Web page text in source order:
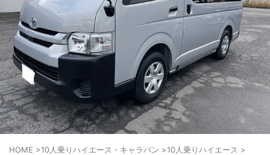
HOME >10人乗りハイエース・キャラバン >10人乗りハイエース >